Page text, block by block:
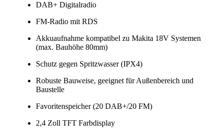
DAB+ Digitalradio
FM-Radio mit RDS
Akkuaufnahme kompatibel zu Makita 18V Systemen
(max. Bauhöhe 80mm)
Schutz gegen Spritzwasser (IPX4)
Robuste Bauweise, geeignet für Außenbereich und
Baustelle
Favoritenspeicher (20 DAB+/20 FM)
2,4 Zoll TFT Farbdisplay